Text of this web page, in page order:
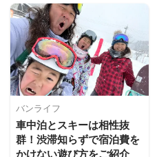
バンライフ
車中泊とスキーは相性抜
群！渋滞知らずで宿泊費を
かけない遊び方をご紹介